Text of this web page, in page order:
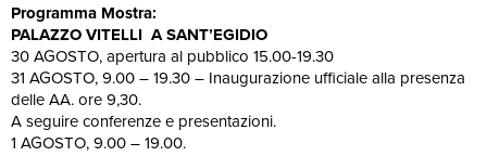
Programma Mostra:
PALAZZO VITELLI A SANT’EGIDIO
30 AGOSTO, apertura al pubblico 15.00-19.30
31 AGOSTO, 9.00 – 19.30 – Inaugurazione ufficiale alla presenza
delle AA. ore 9,30.
A seguire conferenze e presentazioni.
1 AGOSTO, 9.00 – 19.00.